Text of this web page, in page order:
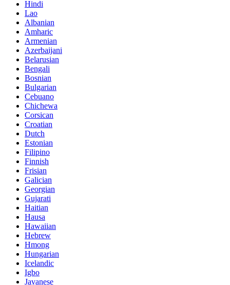
Hindi
Lao
Albanian
Amharic
Armenian
Azerbaijani
Belarusian
Bengali
Bosnian
Bulgarian
Cebuano
Chichewa
Corsican
Croatian
Dutch
Estonian
Filipino
Finnish
Frisian
Galician
Georgian
Gujarati
Haitian
Hausa
Hawaiian
Hebrew
Hmong
Hungarian
Icelandic
Igbo
Javanese